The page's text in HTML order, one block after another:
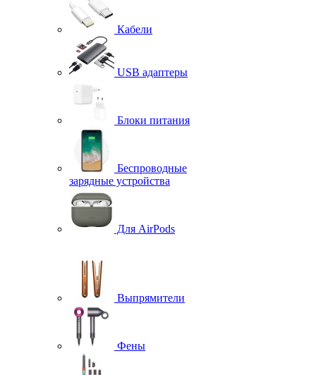
Кабели
USB адаптеры
Блоки питания
Беспроводные
зарядные устройства
Для AirPods
Выпрямители
Фены